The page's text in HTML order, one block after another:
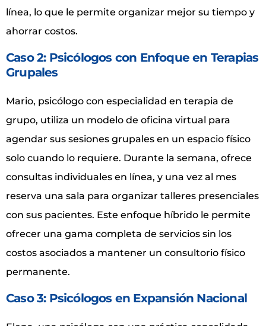
línea, lo que le permite organizar mejor su tiempo y
ahorrar costos.
Caso 2: Psicólogos con Enfoque en Terapias
Grupales
Mario, psicólogo con especialidad en terapia de
grupo, utiliza un modelo de oficina virtual para
agendar sus sesiones grupales en un espacio físico
solo cuando lo requiere. Durante la semana, ofrece
consultas individuales en línea, y una vez al mes
reserva una sala para organizar talleres presenciales
con sus pacientes. Este enfoque híbrido le permite
ofrecer una gama completa de servicios sin los
costos asociados a mantener un consultorio físico
permanente.
Caso 3: Psicólogos en Expansión Nacional